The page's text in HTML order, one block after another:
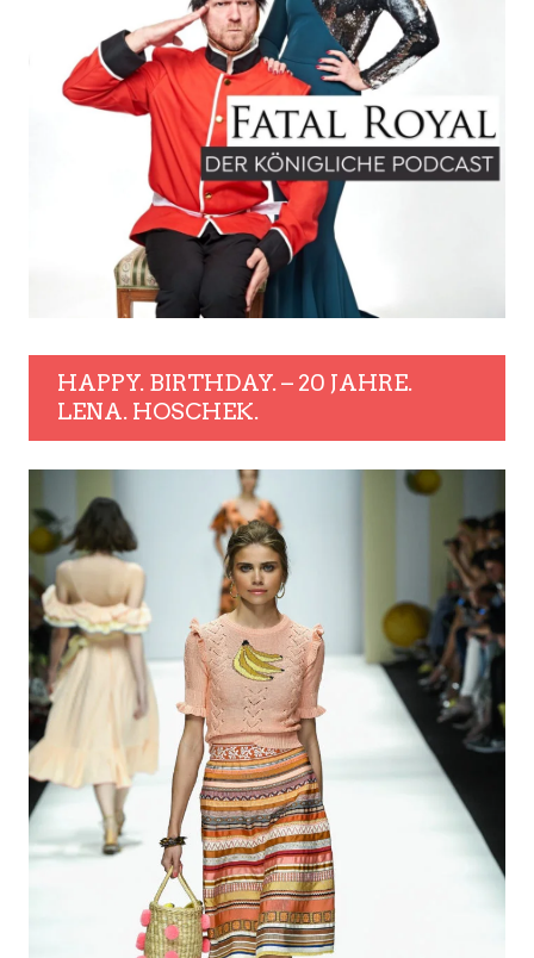
HAPPY. BIRTHDAY. – 20 JAHRE.
LENA. HOSCHEK.